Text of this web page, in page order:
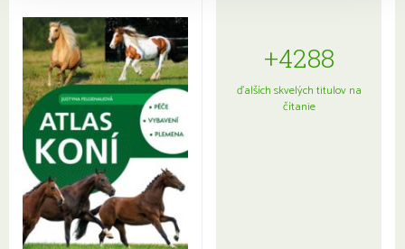
+4288
ďalších skvelých titulov na
čítanie